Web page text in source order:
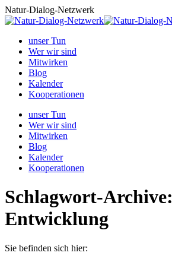
Zum
Inhalt
Natur-Dialog-Netzwerk
unser Tun
Wer wir sind
Mitwirken
Blog
Kalender
Kooperationen
unser Tun
Wer wir sind
Mitwirken
Blog
Kalender
Kooperationen
Schlagwort-Archive:
Entwicklung
Sie befinden sich hier: